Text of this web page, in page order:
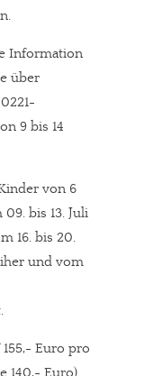
Information
über
9 bis 14
von 6
bis 13. Juli
16. bis 20.
und vom
Euro pro
140,- Euro).